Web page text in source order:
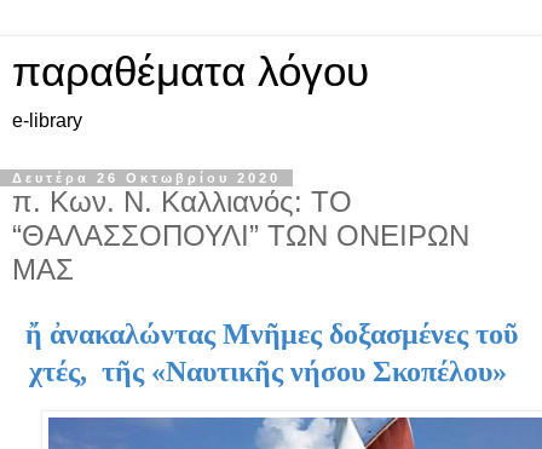
παραθέματα λόγου
e-library
Δευτέρα 26 Οκτωβρίου 2020
π. Κων. Ν. Καλλιανός: ΤΟ
“ΘΑΛΑΣΣΟΠΟΥΛΙ” ΤΩΝ ΟΝΕΙΡΩΝ
ΜΑΣ
ἤ ἀνακαλώντας Μνῆμες δοξασμένες τοῦ
χτές, τῆς «Ναυτικῆς νήσου Σκοπέλου»